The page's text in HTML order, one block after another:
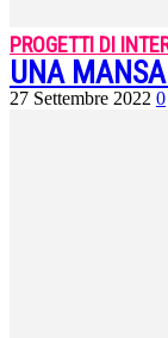
PROGETTI DI
UNA
27 Settembre 2022 0